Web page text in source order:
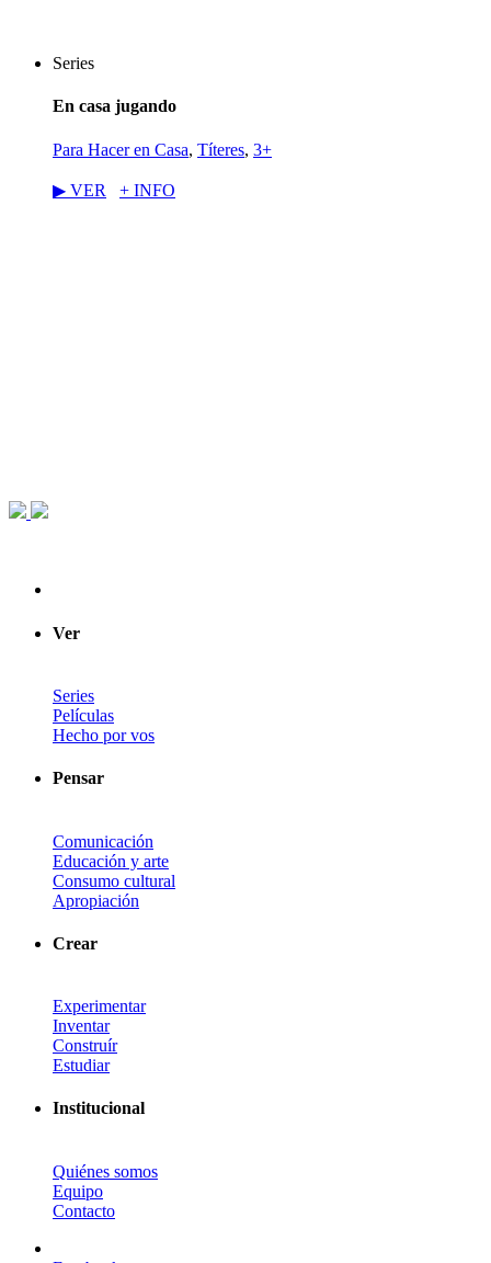
Series
En casa jugando
Para Hacer en Casa, Títeres, 3+
▶︎ VER + INFO
Ver
Series
Películas
Hecho por vos
Pensar
Comunicación
Educación y arte
Consumo cultural
Apropiación
Crear
Experimentar
Inventar
Construír
Estudiar
Institucional
Quiénes somos
Equipo
Contacto